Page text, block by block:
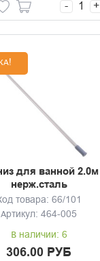
- +
для ванной 2.0м
нерж.сталь
товара: 66/101
Артикул: 464-005
В наличии: 6
306.00 РУБ